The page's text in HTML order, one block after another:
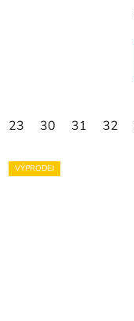
23 30 31 32
VÝPRODEJ